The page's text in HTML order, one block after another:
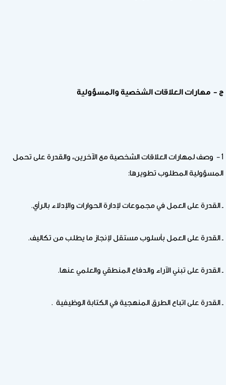
ج – مهارات العلاقات الشخصية والمسؤولية
1 – وصف لمهارات العلاقات الشخصية مع الآخرين، والقدرة على تحمل
المسؤولية المطلوب تطويرها:
ـ القدرة على العمل في مجموعات لإدارة الحوارات والإدلاء بالرأي.
ـ القدرة على العمل بأسلوب مستقل لإنجاز ما يطلب من تكاليف.
ـ القدرة على تبني الآراء والدفاع المنطقي والعلمي عنها.
ـ القدرة على اتباع الطرق المنهجية في الكتابة الوظيفية .